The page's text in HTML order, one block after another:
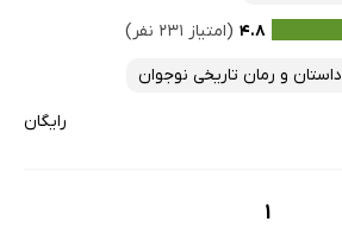
پرفروش‌ها
پربحث‌ها
۴.۸ (امتیاز ۲۳۱ نفر)
داستان و رمان تاریخی نوجوان
رایگان
1